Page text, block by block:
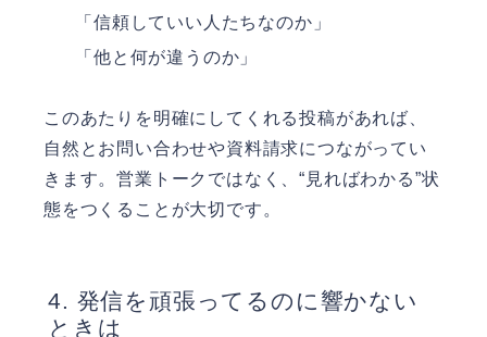
「信頼していい人たちなのか」
「他と何が違うのか」
このあたりを明確にしてくれる投稿があれば、
自然とお問い合わせや資料請求につながってい
きます。営業トークではなく、“見ればわかる”状
態をつくることが大切です。
発信を頑張ってるのに響かない
ときは